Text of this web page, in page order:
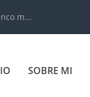
m...
SOBRE MI